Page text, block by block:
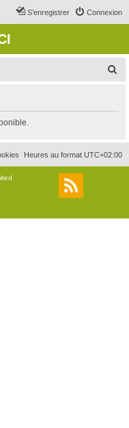
Connexion
S’enregistrer
r
c
r
Heures au format UTC+02:00